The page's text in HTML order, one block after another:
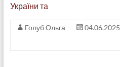
України та
Голуб Ольга 04.06.2025